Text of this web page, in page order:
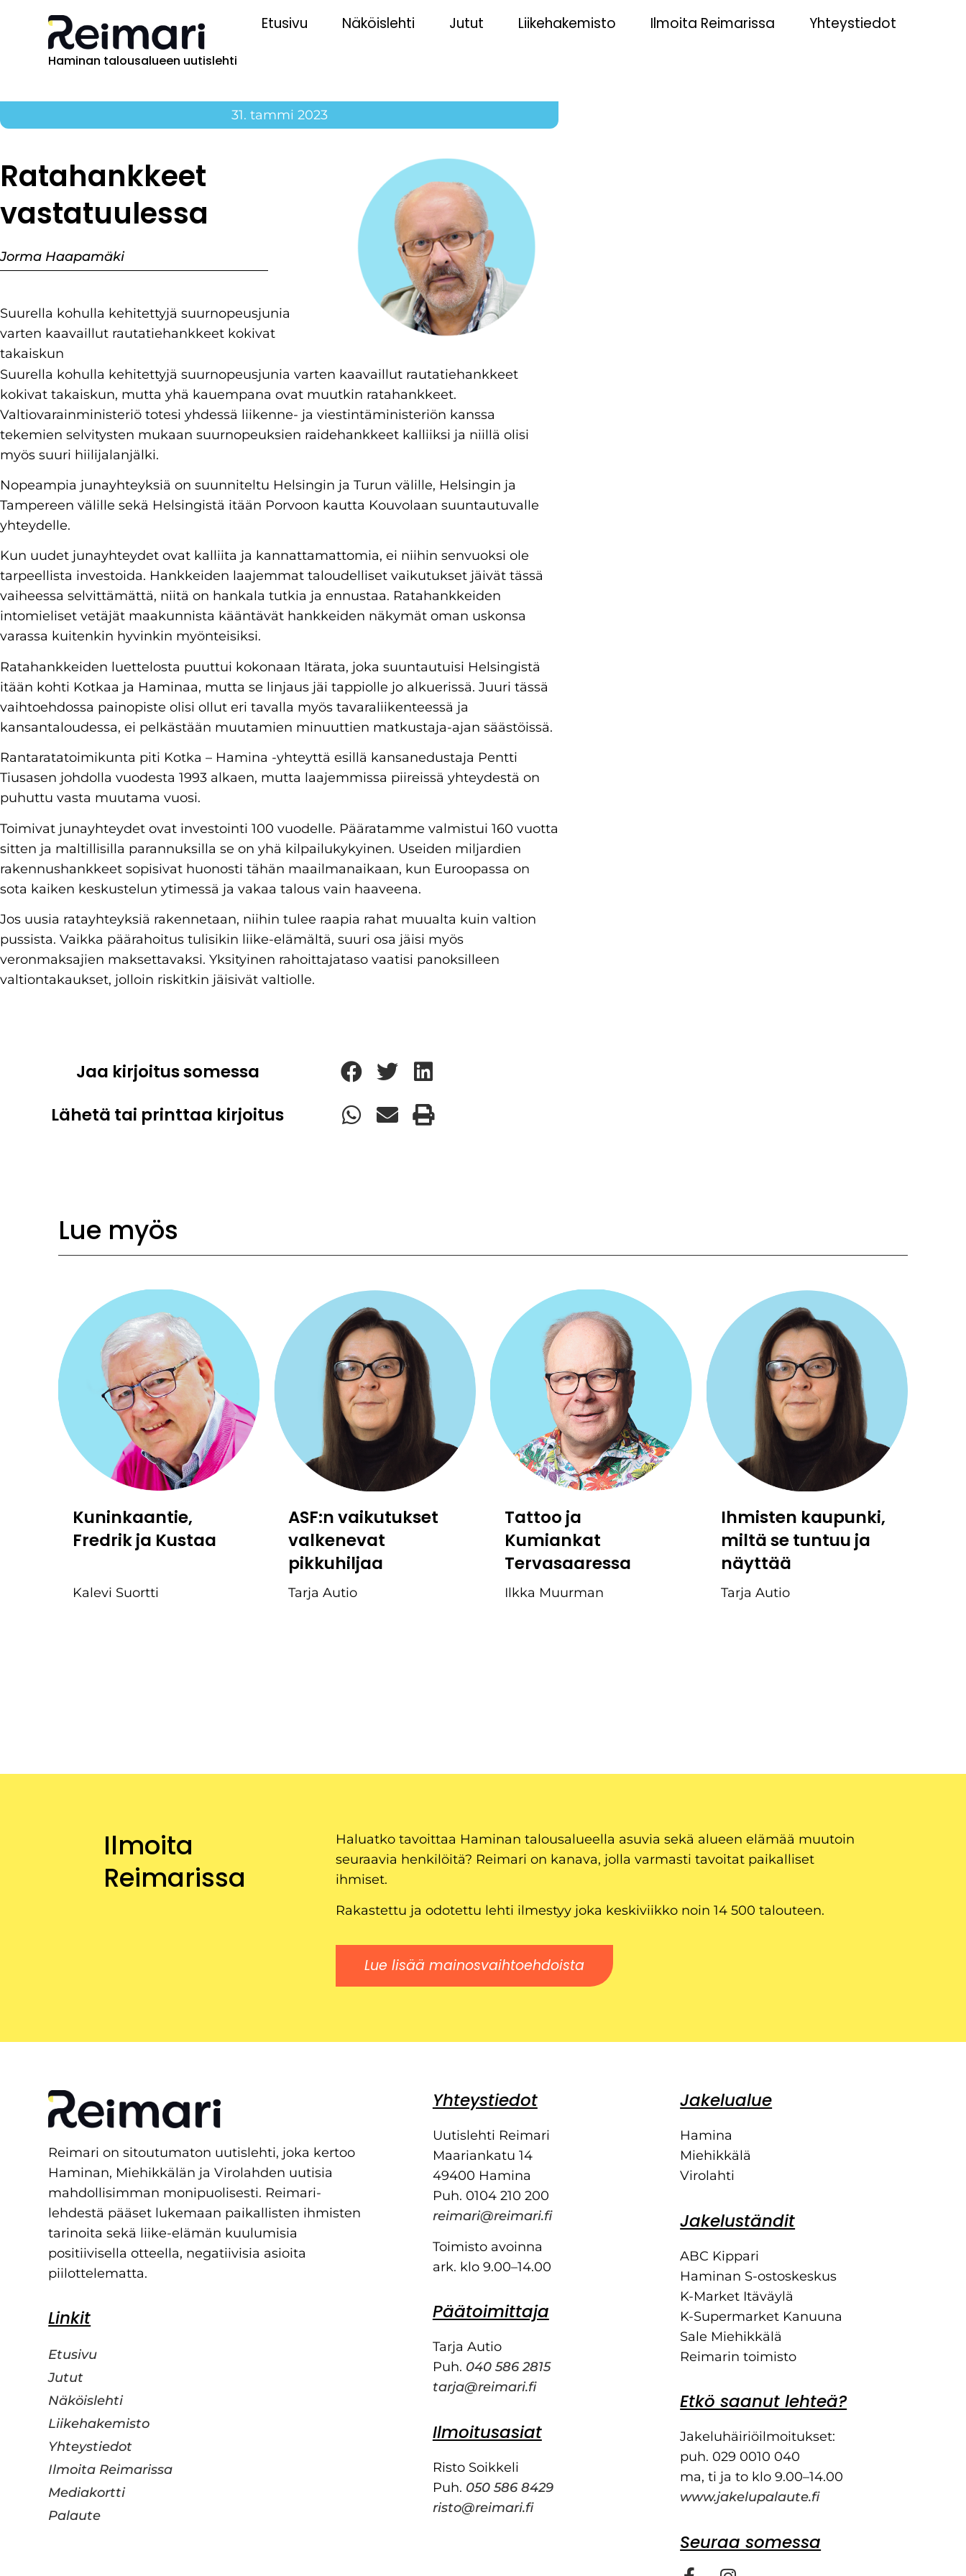
Haminan talousalueen uutislehti
Etusivu Näköislehti Jutut Liikehakemisto Ilmoita Reimarissa Yhteystiedot
31. tammi 2023
Ratahankkeet
vastatuulessa
Jorma Haapamäki
Suurella kohulla kehitettyjä suurnopeusjunia
varten kaavaillut rautatiehankkeet kokivat
takaiskun
Suurella kohulla kehitettyjä suurnopeusjunia varten kaavaillut rautatiehankkeet
kokivat takaiskun, mutta yhä kauempana ovat muutkin ratahankkeet.
Valtiovarainministeriö totesi yhdessä liikenne- ja viestintäministeriön kanssa
tekemien selvitysten mukaan suurnopeuksien raidehankkeet kalliiksi ja niillä olisi
myös suuri hiilijalanjälki.
Nopeampia junayhteyksiä on suunniteltu Helsingin ja Turun välille, Helsingin ja
Tampereen välille sekä Helsingistä itään Porvoon kautta Kouvolaan suuntautuvalle
yhteydelle.
Kun uudet junayhteydet ovat kalliita ja kannattamattomia, ei niihin senvuoksi ole
tarpeellista investoida. Hankkeiden laajemmat taloudelliset vaikutukset jäivät tässä
vaiheessa selvittämättä, niitä on hankala tutkia ja ennustaa. Ratahankkeiden
intomieliset vetäjät maakunnista kääntävät hankkeiden näkymät oman uskonsa
varassa kuitenkin hyvinkin myönteisiksi.
Ratahankkeiden luettelosta puuttui kokonaan Itärata, joka suuntautuisi Helsingistä
itään kohti Kotkaa ja Haminaa, mutta se linjaus jäi tappiolle jo alkuerissä. Juuri tässä
vaihtoehdossa painopiste olisi ollut eri tavalla myös tavaraliikenteessä ja
kansantaloudessa, ei pelkästään muutamien minuuttien matkustaja-ajan säästöissä.
Rantaratatoimikunta piti Kotka – Hamina -yhteyttä esillä kansanedustaja Pentti
Tiusasen johdolla vuodesta 1993 alkaen, mutta laajemmissa piireissä yhteydestä on
puhuttu vasta muutama vuosi.
Toimivat junayhteydet ovat investointi 100 vuodelle. Pääratamme valmistui 160 vuotta
sitten ja maltillisilla parannuksilla se on yhä kilpailukykyinen. Useiden miljardien
rakennushankkeet sopisivat huonosti tähän maailmanaikaan, kun Euroopassa on
sota kaiken keskustelun ytimessä ja vakaa talous vain haaveena.
Jos uusia ratayhteyksiä rakennetaan, niihin tulee raapia rahat muualta kuin valtion
pussista. Vaikka päärahoitus tulisikin liike-elämältä, suuri osa jäisi myös
veronmaksajien maksettavaksi. Yksityinen rahoittajataso vaatisi panoksilleen
valtiontakaukset, jolloin riskitkin jäisivät valtiolle.
Jaa kirjoitus somessa
Lähetä tai printtaa kirjoitus
Lue myös
Kuninkaantie,
Fredrik ja Kustaa
Kalevi Suortti
ASF:n vaikutukset
valkenevat
pikkuhiljaa
Tarja Autio
Tattoo ja
Kumiankat
Tervasaaressa
Ilkka Muurman
Ihmisten kaupunki,
miltä se tuntuu ja
näyttää
Tarja Autio
Ilmoita
Reimarissa
Haluatko tavoittaa Haminan talousalueella asuvia sekä alueen elämää muutoin
seuraavia henkilöitä? Reimari on kanava, jolla varmasti tavoitat paikalliset
ihmiset.
Rakastettu ja odotettu lehti ilmestyy joka keskiviikko noin 14 500 talouteen.
Lue lisää mainosvaihtoehdoista
Reimari on sitoutumaton uutislehti, joka kertoo
Haminan, Miehikkälän ja Virolahden uutisia
mahdollisimman monipuolisesti. Reimari-
lehdestä pääset lukemaan paikallisten ihmisten
tarinoita sekä liike-elämän kuulumisia
positiivisella otteella, negatiivisia asioita
piilottelematta.
Linkit
Etusivu
Jutut
Näköislehti
Liikehakemisto
Yhteystiedot
Ilmoita Reimarissa
Mediakortti
Palaute
Yhteystiedot
Uutislehti Reimari
Maariankatu 14
49400 Hamina
Puh. 0104 210 200
reimari@reimari.fi
Toimisto avoinna
ark. klo 9.00–14.00
Päätoimittaja
Tarja Autio
Puh. 040 586 2815
tarja@reimari.fi
Ilmoitusasiat
Risto Soikkeli
Puh. 050 586 8429
risto@reimari.fi
Jakelualue
Hamina
Miehikkälä
Virolahti
Jakeluständit
ABC Kippari
Haminan S-ostoskeskus
K-Market Itäväylä
K-Supermarket Kanuuna
Sale Miehikkälä
Reimarin toimisto
Etkö saanut lehteä?
Jakeluhäiriöilmoitukset:
puh. 029 0010 040
ma, ti ja to klo 9.00–14.00
www.jakelupalaute.fi
Seuraa somessa